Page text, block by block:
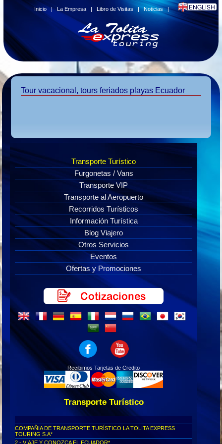
Inicio |La Empresa |Libro de Visitas |Noticias|
Tour vacacional, tours feriados playas Ecuador
Transporte Turístico
Furgonetas / Vans
Transporte VIP
Transporte al Aeropuerto
Recorridos Turísticos
Información Turística
Blog Viajero
Otros Servicios
Eventos
Ofertas y Promociones
Recibimos Tarjetas de Credito
Transporte Turístico
COMPAÑIA DE TRANSPORTE TURÍSTICO LA TOLITA EXPRESS
TOURING S.A*
2.- VIAJE Y CONOZCA EL ECUADOR*